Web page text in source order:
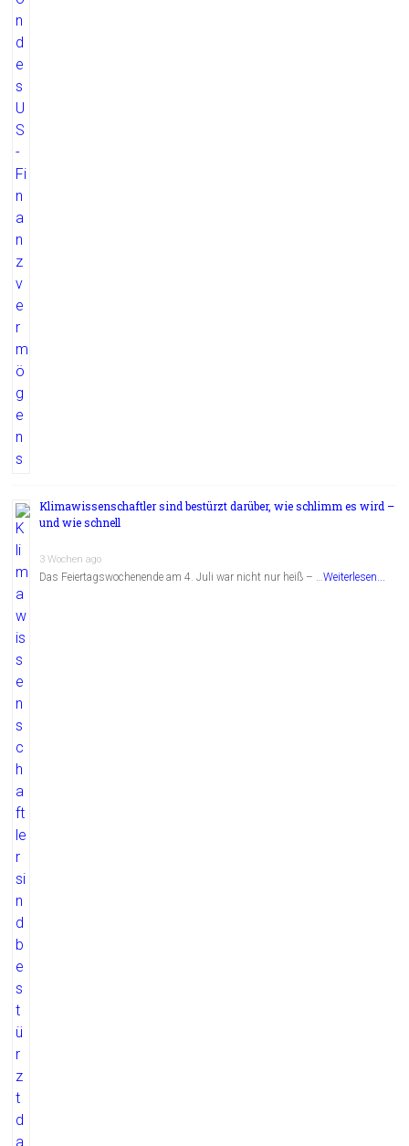
Klimawissenschaftler sind bestürzt darüber, wie schlimm es wird –
und wie schnell
3 Wochen ago
Das Feiertagswochenende am 4. Juli war nicht nur heiß – …Weiterlesen...